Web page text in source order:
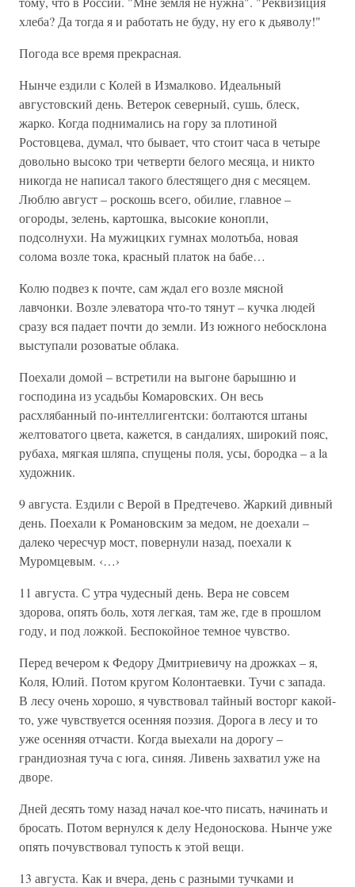
хлеба? Да тогда я и работать не буду, ну его к дьяволу!"
Погода все время прекрасная.
Нынче ездили с Колей в Измалково. Идеальный
августовский день. Ветерок северный, сушь, блеск,
жарко. Когда поднимались на гору за плотиной
Ростовцева, думал, что бывает, что стоит часа в четыре
довольно высоко три четверти белого месяца, и никто
никогда не написал такого блестящего дня с месяцем.
Люблю август – роскошь всего, обилие, главное –
огороды, зелень, картошка, высокие конопли,
подсолнухи. На мужицких гумнах молотьба, новая
солома возле тока, красный платок на бабе…
Колю подвез к почте, сам ждал его возле мясной
лавчонки. Возле элеватора что-то тянут – кучка людей
сразу вся падает почти до земли. Из южного небосклона
выступали розоватые облака.
Поехали домой – встретили на выгоне барышню и
господина из усадьбы Комаровских. Он весь
расхлябанный по-интеллигентски: болтаются штаны
желтоватого цвета, кажется, в сандалиях, широкий пояс,
рубаха, мягкая шляпа, спущены поля, усы, бородка – a la
художник.
9 августа. Ездили с Верой в Предтечево. Жаркий дивный
день. Поехали к Романовским за медом, не доехали –
далеко чересчур мост, повернули назад, поехали к
Муромцевым. ‹…›
11 августа. С утра чудесный день. Вера не совсем
здорова, опять боль, хотя легкая, там же, где в прошлом
году, и под ложкой. Беспокойное темное чувство.
Перед вечером к Федору Дмитриевичу на дрожках – я,
Коля, Юлий. Потом кругом Колонтаевки. Тучи с запада.
В лесу очень хорошо, я чувствовал тайный восторг какой-
то, уже чувствуется осенняя поэзия. Дорога в лесу и то
уже осенняя отчасти. Когда выехали на дорогу –
грандиозная туча с юга, синяя. Ливень захватил уже на
дворе.
Дней десять тому назад начал кое-что писать, начинать и
бросать. Потом вернулся к делу Недоноскова. Нынче уже
опять почувствовал тупость к этой вещи.
13 августа. Как и вчера, день с разными тучками и